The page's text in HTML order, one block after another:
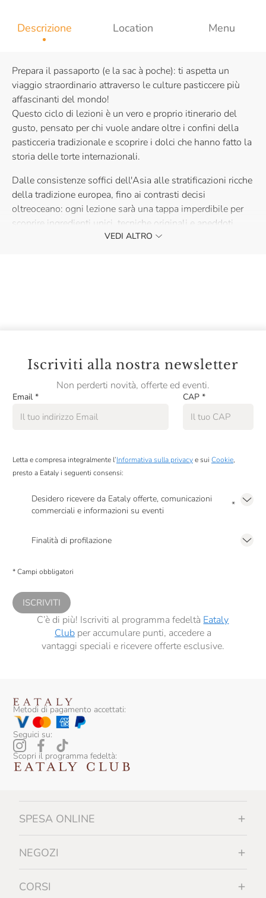
Descrizione Location Menu
Prepara il passaporto (e la sac à poche): ti aspetta un
viaggio straordinario attraverso le culture pasticcere più
affascinanti del mondo!
Questo ciclo di lezioni è un vero e proprio itinerario del
gusto, pensato per chi vuole andare oltre i confini della
pasticceria tradizionale e scoprire i dolci che hanno fatto la
storia delle torte internazionali.
Dalle consistenze soffici dell'Asia alle stratificazioni ricche
della tradizione europea, fino ai contrasti decisi
oltreoceano: ogni lezione sarà una tappa imperdibile per
scoprire ingredienti unici, tecniche originali e aneddoti
culturali che si nascondono dietro ogni ricetta.
Dalla consistenza ideale del pan di spagna al cioccolato,
al velo perfetto di confettura d'albicocche, fino al
passaggio più temuto: la glassatura a specchio.
Imparerai le tecniche per ottenere quella copertura lucida e
impeccabile che racchiude il cuore morbido del dolce.
maestro del cioccolato.
Ti aspettiamo in cucina con il grembiule!
VEDI ALTRO
Iscriviti alla nostra newsletter
Non perderti novità, offerte ed eventi.
Email * CAP *
Letta e compresa integralmente l’Informativa sulla privacye sui Cookie,
presto a Eataly i seguenti consensi:
Desidero ricevere da Eataly offerte, comunicazioni
commerciali e informazioni su eventi
*
Finalità di profilazione
comunicazioni commerciali personalizzate, in caso di consenso prestato ai
* Campi obbligatori
ISCRIVITI
C’è di più! Iscriviti al programma fedeltà Eataly
Clubper accumulare punti, accedere a
vantaggi speciali e ricevere offerte esclusive.
Metodi di pagamento accettati:
Seguici su:
Scopri il programma fedeltà:
SPESA ONLINE
NEGOZI
CORSI